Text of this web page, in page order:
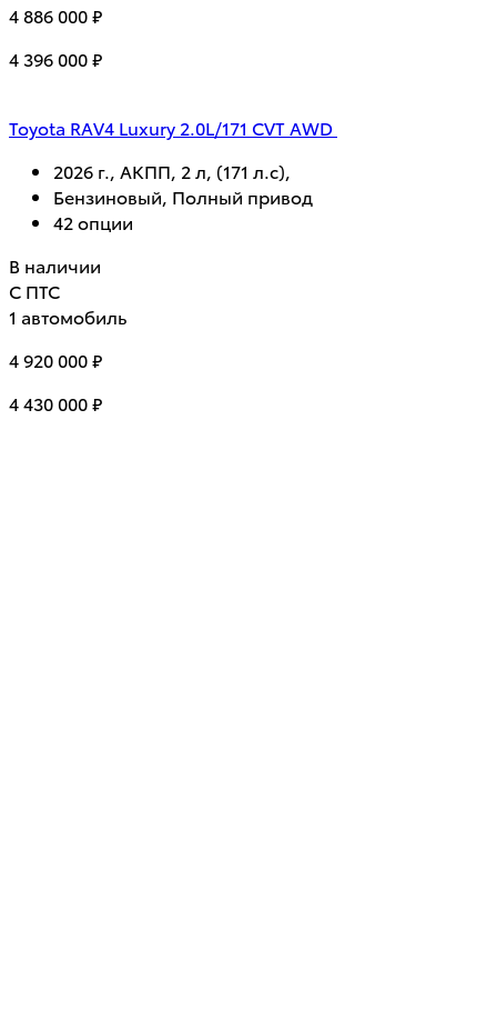
4 886 000 ₽
4 396 000 ₽
Toyota RAV4 Luxury 2.0L/171 CVT AWD
2026 г., АКПП, 2 л, (171 л.с),
Бензиновый, Полный привод
42 опции
В наличии
С ПТС
1 автомобиль
4 920 000 ₽
4 430 000 ₽